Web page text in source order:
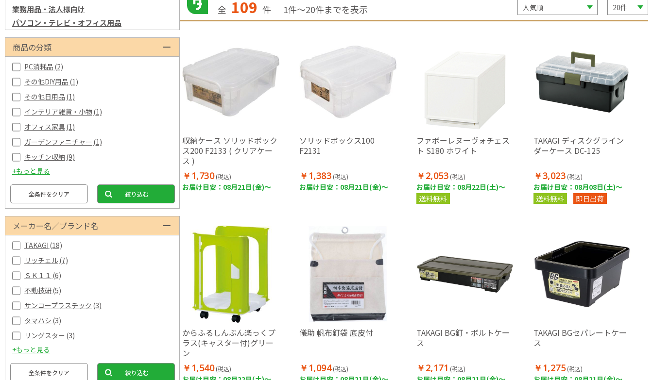
業務用品・法人様向け
パソコン・テレビ・オフィス用品
商品の分類
PC消耗品 (2)
その他DIY用品 (1)
その他日用品 (1)
インテリア雑貨・小物(1)
オフィス家具(1)
ガーデンファニチャー (1)
キッチン収納(9)
+もっと見る
全条件をクリア 絞り込む
メーカー名／ブランド名
TAKAGI (18)
リッチェル(7)
ＳＫ１１ (6)
不動技研(5)
サンコープラスチック (3)
タマハシ (3)
リングスター (3)
+もっと見る
全条件をクリア 絞り込む
全 109 件 1件〜20件までを表示
収納ケース ソリッドボック
ス200 F2133 ( クリアケー
ス )
￥1,730 (税込)
お届け目安：08月21日(金)～
ソリッドボックス100
F2131
￥1,383 (税込)
お届け目安：08月21日(金)～
ファボーレヌーヴォチェス
ト S180 ホワイト
￥2,053 (税込)
お届け目安：08月22日(土)～
送料無料
TAKAGI ディスクグライン
ダーケース DC-125
￥3,023 (税込)
お届け目安：08月08日(土)～
送料無料
即日出荷
からふるしんぶん楽っくプ
ラス(キャスター付)グリー
ン
￥1,540 (税込)
儀助 帆布釘袋 底皮付
￥1,094 (税込)
TAKAGI BG釘・ボルトケー
ス
￥2,171 (税込)
TAKAGI BGセパレートケー
ス
￥1,275 (税込)